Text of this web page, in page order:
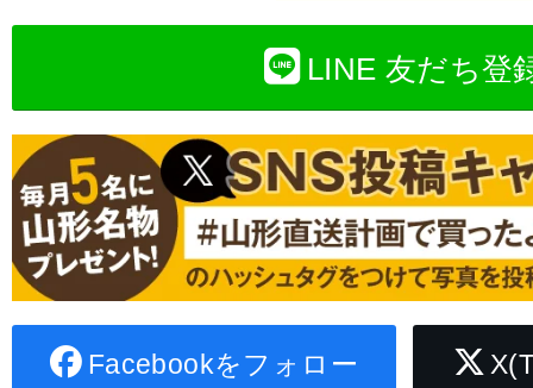
LINE 友だち登
Facebookをフォロー